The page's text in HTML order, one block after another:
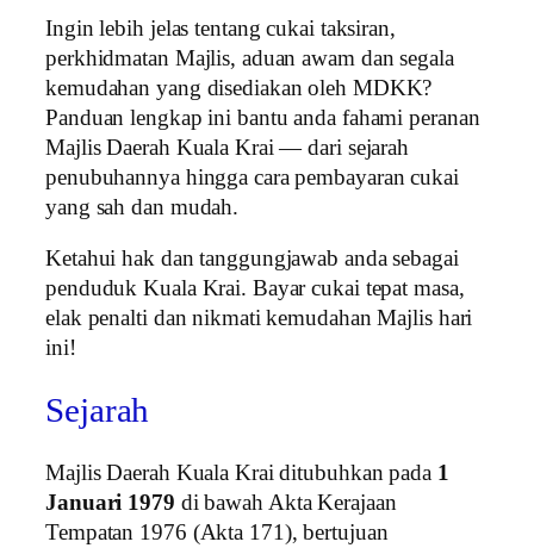
Ingin lebih jelas tentang cukai taksiran,
perkhidmatan Majlis, aduan awam dan segala
kemudahan yang disediakan oleh MDKK?
Panduan lengkap ini bantu anda fahami peranan
Majlis Daerah Kuala Krai — dari sejarah
penubuhannya hingga cara pembayaran cukai
yang sah dan mudah.
Ketahui hak dan tanggungjawab anda sebagai
penduduk Kuala Krai. Bayar cukai tepat masa,
elak penalti dan nikmati kemudahan Majlis hari
ini!
Sejarah
Majlis Daerah Kuala Krai ditubuhkan pada 1
Januari 1979 di bawah Akta Kerajaan
Tempatan 1976 (Akta 171), bertujuan